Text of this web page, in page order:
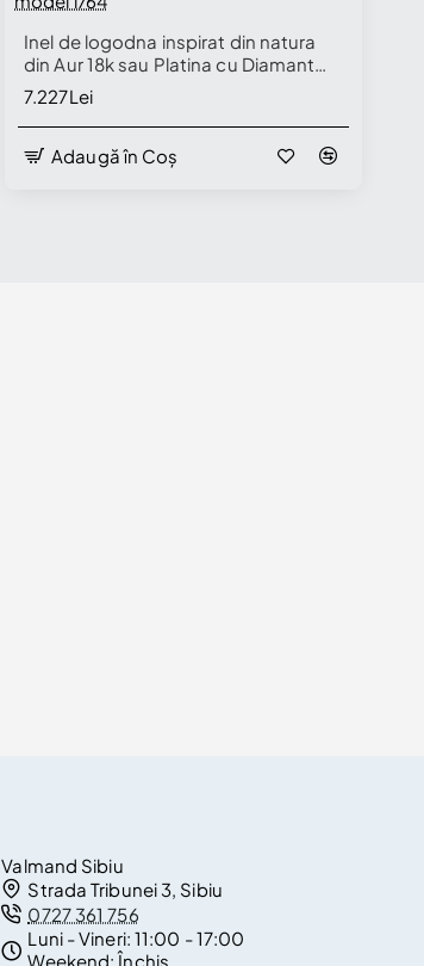
Inel de logodna inspirat din natura
din Aur 18k sau Platina cu Diamant
Certificat GIA 0.50ct sau 0.70ct -
model i764
7.227Lei
Adaugă în Coș
Valmand Sibiu
Strada Tribunei 3, Sibiu
0727 361 756
Luni - Vineri: 11:00 - 17:00
Weekend:Închis